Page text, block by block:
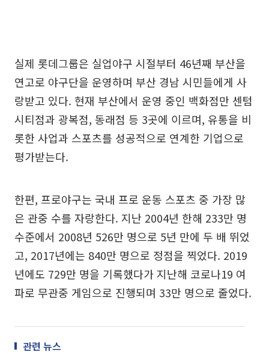
실제 롯데그룹은 실업야구 시절부터 46년째 부산을
연고로 야구단을 운영하며 부산 경남 시민들에게 사
랑받고 있다. 현재 부산에서 운영 중인 백화점만 센텀
시티점과 광복점, 동래점 등 3곳에 이르며, 유통을 비
롯한 사업과 스포츠를 성공적으로 연계한 기업으로
평가받는다.
한편, 프로야구는 국내 프로 운동 스포츠 중 가장 많
은 관중 수를 자랑한다. 지난 2004년 한해 233만 명
수준에서 2008년 526만 명으로 5년 만에 두 배 뛰었
고, 2017년에는 840만 명으로 정점을 찍었다. 2019
년에도 729만 명을 기록했다가 지난해 코로나19 여
파로 무관중 게임으로 진행되며 33만 명으로 줄었다.
관련 뉴스